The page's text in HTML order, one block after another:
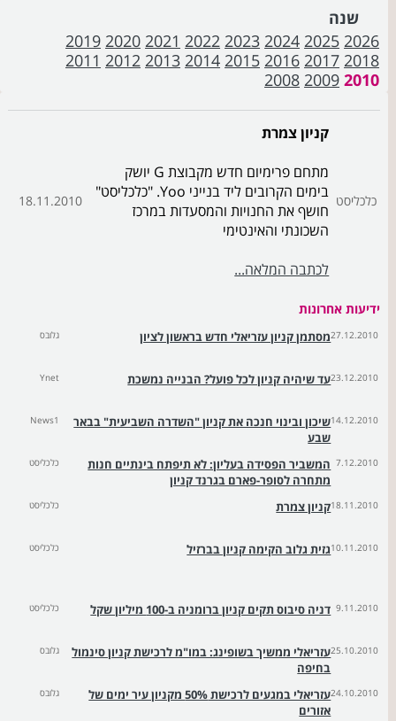
שנה
2026
2025
2024
2023
2022
2021
2020
2019
2018
2017
2016
2015
2014
2013
2012
2011
2010
2009
2008
כלכליסט
קניון צמרת
מתחם פרימיום חדש מקבוצת G יושק
בימים הקרובים ליד בנייני Yoo. "כלכליסט"
חושף את החנויות והמסעדות במרכז
השכונתי והאינטימי
לכתבה המלאה...
18.11.2010
ידיעות אחרונות
27.12.2010מסתמן קניון עזריאלי חדש בראשון לציון גלובס
23.12.2010עד שיהיה קניון לכל פועל? הבנייה נמשכת Ynet
14.12.2010שיכון ובינוי חנכה את קניון "השדרה השביעית" בבאר
שבע
News1
7.12.2010 המשביר הפסידה בעליון: לא תיפתח בינתיים חנות
מתחרה לסופר-פארם בגרנד קניון
כלכליסט
18.11.2010קניון צמרת כלכליסט
10.11.2010גזית גלוב הקימה קניון בברזיל כלכליסט
9.11.2010 דניה סיבוס תקים קניון ברומניה ב-100 מיליון שקל כלכליסט
25.10.2010עזריאלי ממשיך בשופינג: במו"מ לרכישת קניון סינמול
בחיפה
גלובס
24.10.2010
עזריאלי במגעים לרכישת 50% מקניון עיר ימים של
אזורים
גלובס